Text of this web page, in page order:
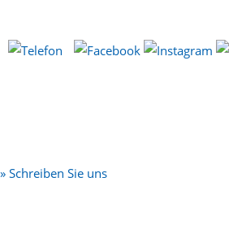
» Schreiben Sie uns